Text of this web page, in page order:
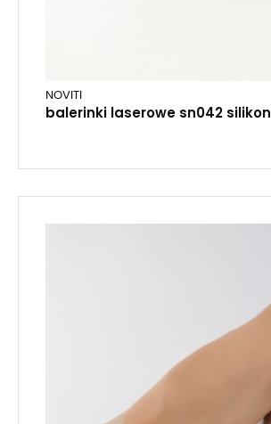
NOVITI
balerinki laserowe sn042 silikon